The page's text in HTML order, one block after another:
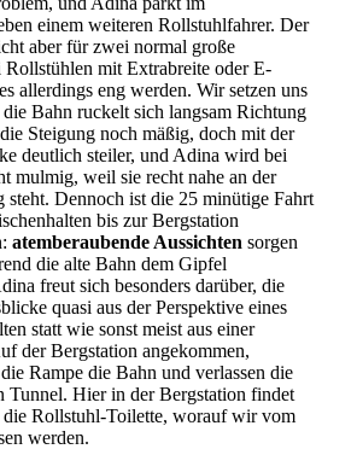
einem weiteren Rollstuhlfahrer. Der
aber für zwei normal große
mit Extrabreite oder E-
allerdings eng werden. Wir setzen uns
Bahn ruckelt sich langsam Richtung
Steigung noch mäßig, doch mit der
deutlich steiler, und Adina wird bei
mulmig, weil sie recht nahe an der
steht. Dennoch ist die 25 minütige Fahrt
bis zur Bergstation
atemberaubende Aussichten sorgen
die alte Bahn dem Gipfel
freut sich besonders darüber, die
quasi aus der Perspektive eines
statt wie sonst meist aus einer
der Bergstation angekommen,
Rampe die Bahn und verlassen die
Tunnel. Hier in der Bergstation findet
die Rollstuhl-Toilette, worauf wir vom
werden.